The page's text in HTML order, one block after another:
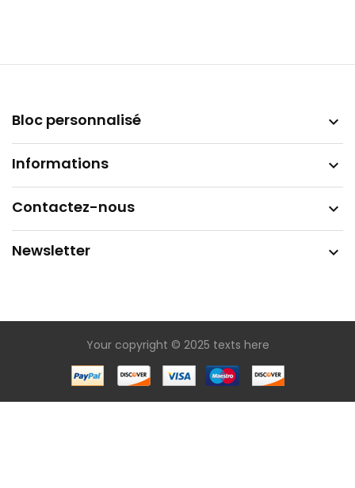
Bloc personnalisé 
Informations 
Contactez-nous 
Newsletter 
Your copyright © 2025 texts here